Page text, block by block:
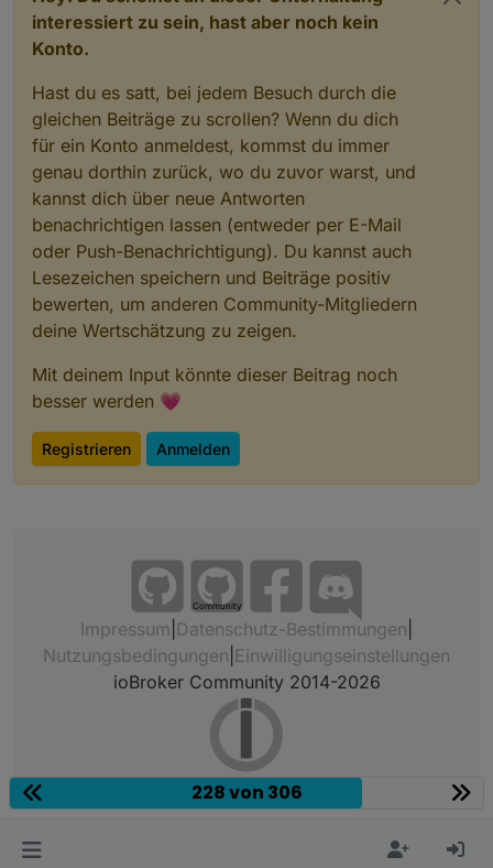
webCalAlert("0_userdata.0.example_state",
interessiert zu sein, hast aber noch kein
Konto.
Hast du es satt, bei jedem Besuch durch die
gleichen Beiträge zu scrollen? Wenn du dich
für ein Konto anmeldest, kommst du immer
genau dorthin zurück, wo du zuvor warst, und
kannst dich über neue Antworten
benachrichtigen lassen (entweder per E-Mail
oder Push-Benachrichtigung). Du kannst auch
Lesezeichen speichern und Beiträge positiv
bewerten, um anderen Community-Mitgliedern
deine Wertschätzung zu zeigen.
Mit deinem Input könnte dieser Beitrag noch
besser werden 💗
Registrieren Anmelden
Community
Impressum Datenschutz-Bestimmungen
Nutzungsbedingungen Einwilligungseinstellungen
ioBroker Community 2014-2026
228 von 306